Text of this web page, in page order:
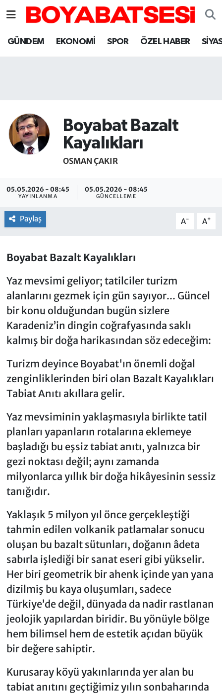
GÜNDEM EKONOMİ SPOR ÖZEL HABER
Boyabat Bazalt
Kayalıkları
OSMAN ÇAKIR
05.05.2026 - 08:45
YAYINLANMA
05.05.2026 - 08:45
GÜNCELLEME
Paylaş A- A+
Boyabat Bazalt Kayalıkları
Yaz mevsimi geliyor; tatilciler turizm
alanlarını gezmek için gün sayıyor... Güncel
bir konu olduğundan bugün sizlere
Karadeniz’in dingin coğrafyasında saklı
kalmış bir doğa harikasından söz edeceğim:
Turizm deyince Boyabat'ın önemli doğal
zenginliklerinden biri olan Bazalt Kayalıkları
Tabiat Anıtı akıllara gelir.
Yaz mevsiminin yaklaşmasıyla birlikte tatil
planları yapanların rotalarına eklemeye
başladığı bu eşsiz tabiat anıtı, yalnızca bir
gezi noktası değil; aynı zamanda
milyonlarca yıllık bir doğa hikâyesinin sessiz
tanığıdır.
Yaklaşık 5 milyon yıl önce gerçekleştiği
tahmin edilen volkanik patlamalar sonucu
oluşan bu bazalt sütunları, doğanın âdeta
sabırla işlediği bir sanat eseri gibi yükselir.
Her biri geometrik bir ahenk içinde yan yana
dizilmiş bu kaya oluşumları, sadece
Türkiye’de değil, dünyada da nadir rastlanan
jeolojik yapılardan biridir. Bu yönüyle bölge
hem bilimsel hem de estetik açıdan büyük
bir değere sahiptir.
Kurusaray köyü yakınlarında yer alan bu
tabiat anıtını geçtiğimiz yılın sonbaharında
Sinop Nöbetçi Eczaneler
Sinop Trafik Yoğunluk Haritası
Süper Lig Puan Durumu ve Fikstür
Tüm Manşetler
Son Dakika Haberleri
Haber Arşivi